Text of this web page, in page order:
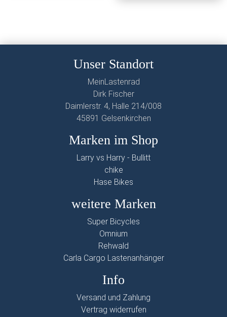
Unser Standort
MeinLastenrad
Dirk Fischer
Daimlerstr. 4, Halle 214/008
45891 Gelsenkirchen
Marken im Shop
Larry vs Harry - Bullitt
chike
Hase Bikes
weitere Marken
Super Bicycles
Omnium
Rehwald
Carla Cargo Lastenanhänger
Info
Versand und Zahlung
Vertrag widerrufen